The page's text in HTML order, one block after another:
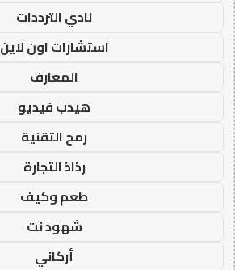
نادي الترددات
استشارات اون لاين
المعارف
هيدب فيديو
رمح التقنية
رذاذ التجارة
طعم وكيف
شهود نت
أركاني